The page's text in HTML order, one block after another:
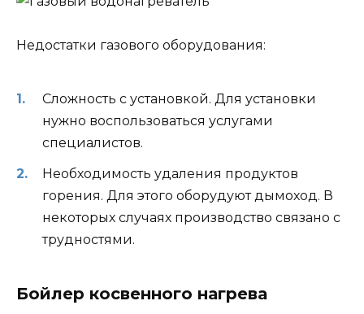
Недостатки газового оборудования:
Сложность с установкой. Для установки
нужно воспользоваться услугами
специалистов.
Необходимость удаления продуктов
горения. Для этого оборудуют дымоход. В
некоторых случаях производство связано с
трудностями.
Бойлер косвенного нагрева